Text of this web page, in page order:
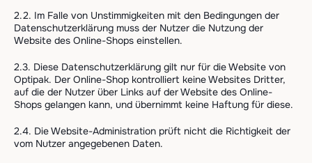
2.2. Im Falle von Unstimmigkeiten mit den Bedingungen der
Datenschutzerklärung muss der Nutzer die Nutzung der
Website des Online-Shops einstellen.
2.3. Diese Datenschutzerklärung gilt nur für die Website von
Optipak. Der Online-Shop kontrolliert keine Websites Dritter,
auf die der Nutzer über Links auf der Website des Online-
Shops gelangen kann, und übernimmt keine Haftung für diese.
2.4. Die Website-Administration prüft nicht die Richtigkeit der
vom Nutzer angegebenen Daten.